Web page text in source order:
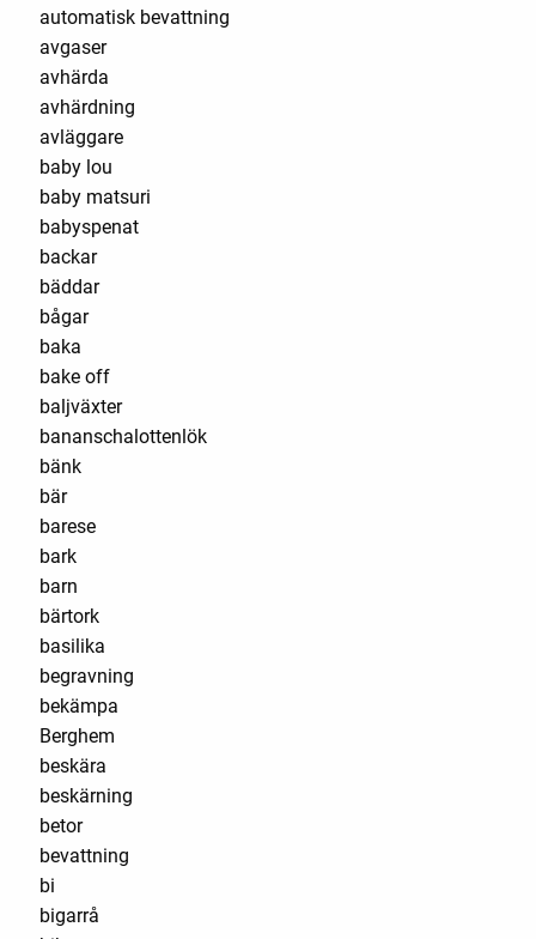
automatisk bevattning
avgaser
avhärda
avhärdning
avläggare
baby lou
baby matsuri
babyspenat
backar
bäddar
bågar
baka
bake off
baljväxter
bananschalottenlök
bänk
bär
barese
bark
barn
bärtork
basilika
begravning
bekämpa
Berghem
beskära
beskärning
betor
bevattning
bi
bigarrå